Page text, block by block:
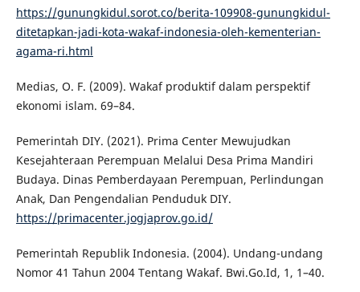
https://gunungkidul.sorot.co/berita-109908-gunungkidul-
ditetapkan-jadi-kota-wakaf-indonesia-oleh-kementerian-
agama-ri.html
Medias, O. F. (2009). Wakaf produktif dalam perspektif
ekonomi islam. 69–84.
Pemerintah DIY. (2021). Prima Center Mewujudkan
Kesejahteraan Perempuan Melalui Desa Prima Mandiri
Budaya. Dinas Pemberdayaan Perempuan, Perlindungan
Anak, Dan Pengendalian Penduduk DIY.
https://primacenter.jogjaprov.go.id/
Pemerintah Republik Indonesia. (2004). Undang-undang
Nomor 41 Tahun 2004 Tentang Wakaf. Bwi.Go.Id, 1, 1–40.